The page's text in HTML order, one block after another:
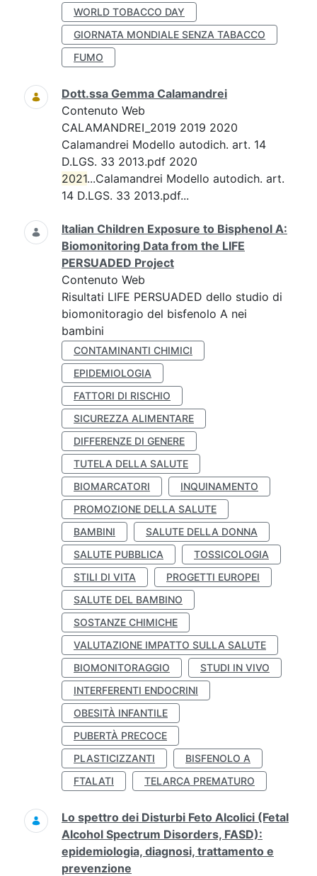
WORLD TOBACCO DAY
GIORNATA MONDIALE SENZA TABACCO
FUMO
Dott.ssa Gemma Calamandrei
Contenuto Web
CALAMANDREI_2019 2019 2020
Calamandrei Modello autodich. art. 14
D.LGS. 33 2013.pdf 2020
2021...Calamandrei Modello autodich. art.
14 D.LGS. 33 2013.pdf...
Italian Children Exposure to Bisphenol A:
Biomonitoring Data from the LIFE
PERSUADED Project
Contenuto Web
Risultati LIFE PERSUADED dello studio di
biomonitoragio del bisfenolo A nei
bambini
CONTAMINANTI CHIMICI
EPIDEMIOLOGIA
FATTORI DI RISCHIO
SICUREZZA ALIMENTARE
DIFFERENZE DI GENERE
TUTELA DELLA SALUTE
BIOMARCATORI
INQUINAMENTO
PROMOZIONE DELLA SALUTE
BAMBINI
SALUTE DELLA DONNA
SALUTE PUBBLICA
TOSSICOLOGIA
STILI DI VITA
PROGETTI EUROPEI
SALUTE DEL BAMBINO
SOSTANZE CHIMICHE
VALUTAZIONE IMPATTO SULLA SALUTE
BIOMONITORAGGIO
STUDI IN VIVO
INTERFERENTI ENDOCRINI
OBESITÀ INFANTILE
PUBERTÀ PRECOCE
PLASTICIZZANTI
BISFENOLO A
FTALATI
TELARCA PREMATURO
Lo spettro dei Disturbi Feto Alcolici (Fetal
Alcohol Spectrum Disorders, FASD):
epidemiologia, diagnosi, trattamento e
prevenzione